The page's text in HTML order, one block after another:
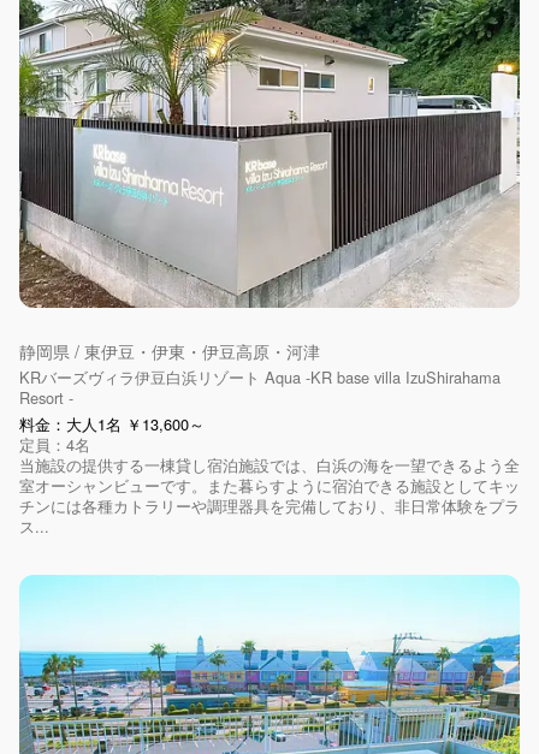
静岡県 / 東伊豆・伊東・伊豆高原・河津
KRバーズヴィラ伊豆白浜リゾート Aqua -KR base villa IzuShirahama
Resort -
料金：大人1名 ￥13,600～
定員：4名
当施設の提供する一棟貸し宿泊施設では、白浜の海を一望できるよう全
室オーシャンビューです。また暮らすように宿泊できる施設としてキッ
チンには各種カトラリーや調理器具を完備しており、非日常体験をプラ
ス...